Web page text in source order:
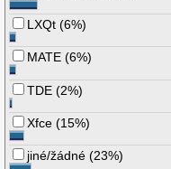
LXQt (6%)
MATE (6%)
TDE (2%)
Xfce (15%)
jiné/žádné (23%)